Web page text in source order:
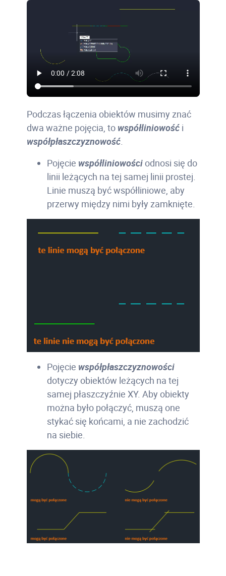
Podczas łączenia obiektów musimy znać
dwa ważne pojęcia, to współliniowośći
współpłaszczyznowość.
Pojęcie współliniowościodnosi się do
linii leżących na tej samej linii prostej.
Linie muszą być współliniowe, aby
przerwy między nimi były zamknięte.
Pojęcie współpłaszczyznowości
dotyczy obiektów leżących na tej
samej płaszczyźnie XY. Aby obiekty
można było połączyć, muszą one
stykać się końcami, a nie zachodzić
na siebie.